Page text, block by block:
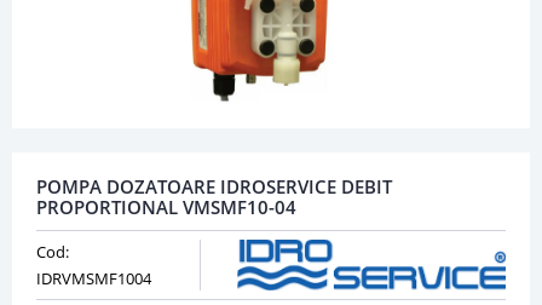
POMPA DOZATOARE IDROSERVICE DEBIT
PROPORTIONAL VMSMF10-04
Cod:
IDRVMSMF1004